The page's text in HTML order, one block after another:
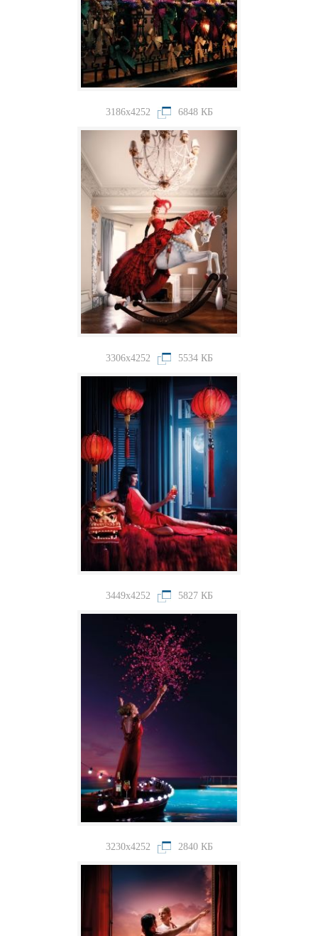
3186x4252 6848 КБ
3306x4252 5534 КБ
3449x4252 5827 КБ
3230x4252 2840 КБ